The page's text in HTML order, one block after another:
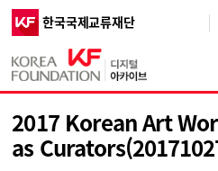
한국국제교류재단
2017 Korean Art
as